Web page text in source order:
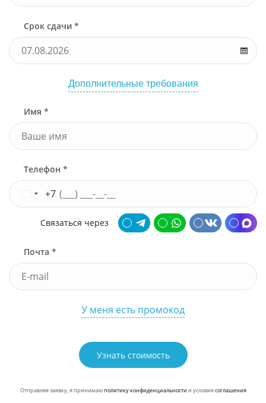
Срок сдачи *
Дополнительные требования
Имя *
Телефон *
+7
Связаться через
Почта *
У меня есть промокод
Узнать стоимость
Отправляя заявку, я принимаюполитику конфиденциальности и условиясоглашения